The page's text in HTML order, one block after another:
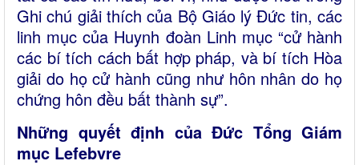
Ghi chú giải thích của Bộ Giáo lý Đức tin, các
linh mục của Huynh đoàn Linh mục “cử hành
các bí tích cách bất hợp pháp, và bí tích Hòa
giải do họ cử hành cũng như hôn nhân do họ
chứng hôn đều bất thành sự”.
Những quyết định của Đức Tổng Giám
mục Lefebvre